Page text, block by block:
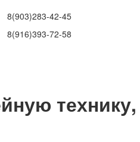
8(903)283-42-45
8(916)393-72-58